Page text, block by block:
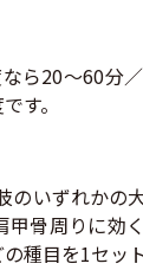
ら20〜60分
す。
いずれかの
骨周りに効
種目を1セッ